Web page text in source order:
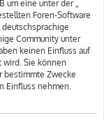
um eine unter der „
Foren-Software
Community unter
keinen Einfluss auf
wird. Sie können
bestimmte Zwecke
Einfluss nehmen.